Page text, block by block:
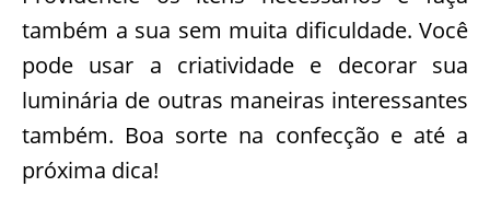
também a sua sem muita dificuldade. Você
pode usar a criatividade e decorar sua
luminária de outras maneiras interessantes
também. Boa sorte na confecção e até a
próxima dica!